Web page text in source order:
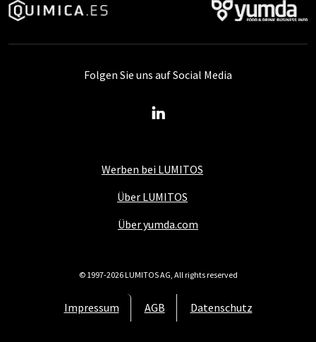
Werben bei LUMITOS
Über LUMITOS
Über yumda.com
Impressum AGB Datenschutz
Folgen Sie uns auf Social Media
© 1997-2026 LUMITOS AG, All rights reserved